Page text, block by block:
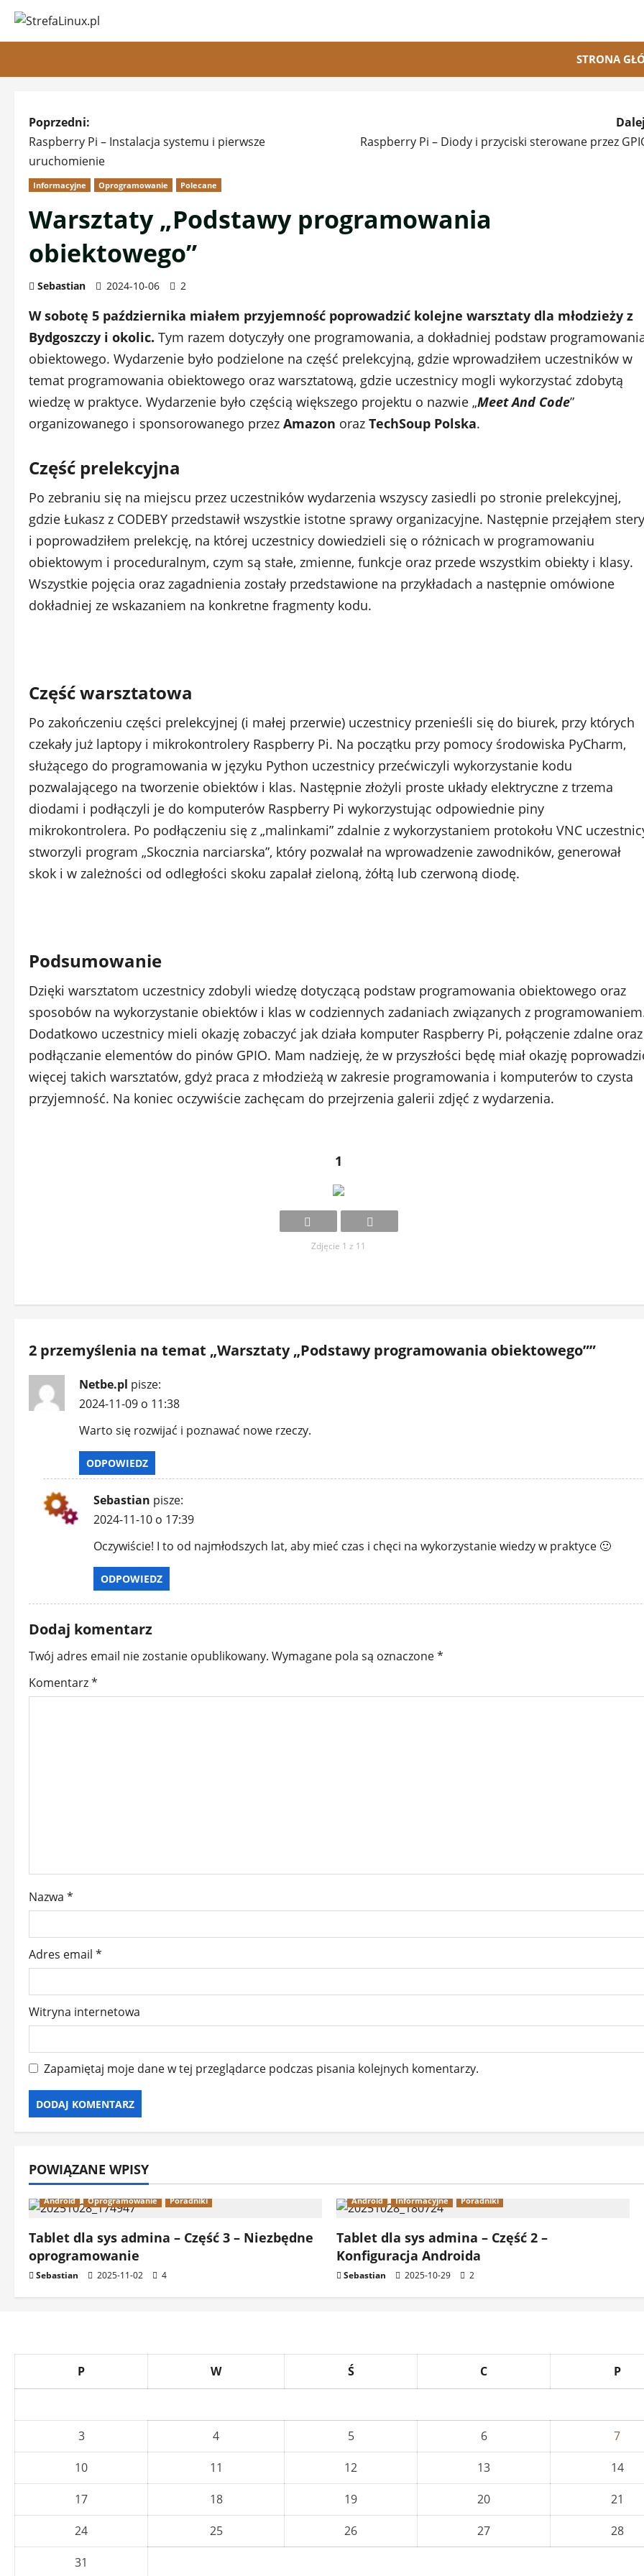
Przejdź
STRONA
Informacyjne Oprogramowanie Polecane
Warsztaty „Podstawy programowania
obiektowego”
Sebastian 2024-10-06 2
W sobotę 5 października miałem przyjemność poprowadzić kolejne warsztaty dla młodzieży z
Bydgoszczy i okolic. Tym razem dotyczyły one programowania, a dokładniej podstaw
obiektowego. Wydarzenie było podzielone na część prelekcyjną, gdzie wprowadziłem uczestników w
temat programowania obiektowego oraz warsztatową, gdzie uczestnicy mogli wykorzystać zdobytą
wiedzę w praktyce. Wydarzenie było częścią większego projektu o nazwie „Meet And Code”
organizowanego i sponsorowanego przez Amazon oraz TechSoup Polska.
Część prelekcyjna
Po zebraniu się na miejscu przez uczestników wydarzenia wszyscy zasiedli po stronie prelekcyjnej,
gdzie Łukasz z CODEBY przedstawił wszystkie istotne sprawy organizacyjne. Następnie przejąłem stery
i poprowadziłem prelekcję, na której uczestnicy dowiedzieli się o różnicach w programowaniu
obiektowym i proceduralnym, czym są stałe, zmienne, funkcje oraz przede wszystkim obiekty i klasy.
Wszystkie pojęcia oraz zagadnienia zostały przedstawione na przykładach a następnie omówione
dokładniej ze wskazaniem na konkretne fragmenty kodu.
Część warsztatowa
Po zakończeniu części prelekcyjnej (i małej przerwie) uczestnicy przenieśli się do biurek, przy których
czekały już laptopy i mikrokontrolery Raspberry Pi. Na początku przy pomocy środowiska PyCharm,
służącego do programowania w języku Python uczestnicy przećwiczyli wykorzystanie kodu
pozwalającego na tworzenie obiektów i klas. Następnie złożyli proste układy elektryczne z trzema
diodami i podłączyli je do komputerów Raspberry Pi wykorzystując odpowiednie piny
mikrokontrolera. Po podłączeniu się z „malinkami” zdalnie z wykorzystaniem protokołu VNC
stworzyli program „Skocznia narciarska”, który pozwalał na wprowadzenie zawodników, generował
skok i w zależności od odległości skoku zapalał zieloną, żółtą lub czerwoną diodę.
Podsumowanie
Dzięki warsztatom uczestnicy zdobyli wiedzę dotyczącą podstaw programowania obiektowego oraz
sposobów na wykorzystanie obiektów i klas w codziennych zadaniach związanych z
Dodatkowo uczestnicy mieli okazję zobaczyć jak działa komputer Raspberry Pi, połączenie zdalne oraz
podłączanie elementów do pinów GPIO. Mam nadzieję, że w przyszłości będę miał okazję
więcej takich warsztatów, gdyż praca z młodzieżą w zakresie programowania i komputerów to czysta
przyjemność. Na koniec oczywiście zachęcam do przejrzenia galerii zdjęć z wydarzenia.
1
Zdjęcie 1 z 11
Z
o
b
a
c
z
w
p
i
s
y
Poprzedni:
Raspberry Pi – Instalacja systemu i pierwsze
uruchomienie
Raspberry Pi – Diody i przyciski sterowane przez
2 przemyślenia na temat „Warsztaty „Podstawy programowania obiektowego””
Netbe.pl pisze:
2024-11-09 o 11:38
Warto się rozwijać i poznawać nowe rzeczy.
ODPOWIEDZ
Sebastian pisze:
2024-11-10 o 17:39
Oczywiście! I to od najmłodszych lat, aby mieć czas i chęci na wykorzystanie wiedzy w praktyce 🙂
ODPOWIEDZ
Dodaj komentarz
Twój adres email nie zostanie opublikowany. Wymagane pola są oznaczone*
Komentarz*
Nazwa *
Adres email *
Witryna internetowa
Zapamiętaj moje dane w tej przeglądarce podczas pisania kolejnych komentarzy.
POWIĄZANE WPISY
Android Oprogramowanie Poradniki
Tablet dla sys admina – Część 3 – Niezbędne
oprogramowanie
Sebastian 2025-11-02 4
Android Informacyjne Poradniki
Tablet dla sys admina – Część 2 –
Konfiguracja Androida
Sebastian 2025-10-29 2
P W Ś C P
3 4 5 6
7
10
11 12 13
14
17
18 19 20
21
24
25 26 27
28
31